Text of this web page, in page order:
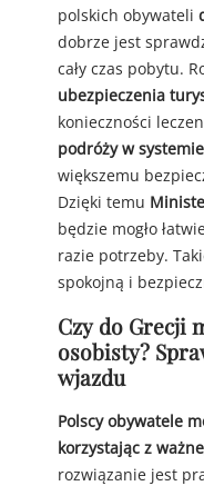
polskich obywateli
dobrze jest
cały czas pobytu.
ubezpieczenia
konieczności
podróży w
większemu
Dzięki temu
będzie mogło
razie potrzeby.
spokojną i
Czy do Grecji
osobisty?
wjazdu
Polscy obywatele
korzystając z
rozwiązanie jest